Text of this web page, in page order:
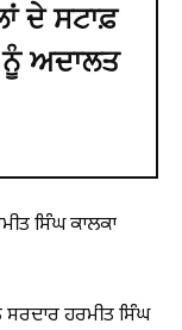
ਦੇ ਸਟਾਫ਼
ਅਦਾਲਤ
ਸਿੰਘ ਕਾਲਕਾ
ਸਰਦਾਰ ਹਰਮੀਤ ਸਿੰਘ